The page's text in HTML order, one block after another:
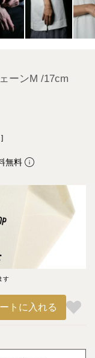
ーンM /17cm
無料
す
トに入れる